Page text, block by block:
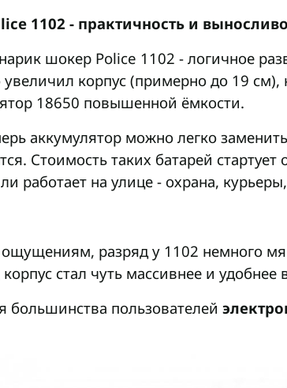
1102 - практичность и
шокер Police 1102 - логичное
увеличил корпус (примерно до 19 см),
18650 повышенной ёмкости.
аккумулятор можно легко
Стоимость таких батарей
работает на улице - охрана,
разряд у 1102 немного
стал чуть массивнее и удобнее
большинства пользователей